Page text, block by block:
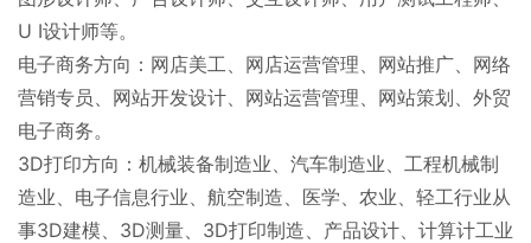
U I设计师等。
电子商务方向：网店美工、网店运营管理、网站推广、网络
营销专员、网站开发设计、网站运营管理、网站策划、外贸
电子商务。
3D打印方向：机械装备制造业、汽车制造业、工程机械制
造业、电子信息行业、航空制造、医学、农业、轻工行业从
事3D建模、3D测量、3D打印制造、产品设计、计算计工业